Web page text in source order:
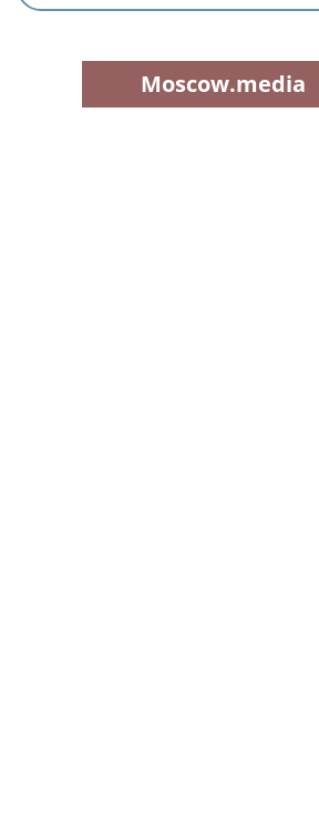
Moscow.media